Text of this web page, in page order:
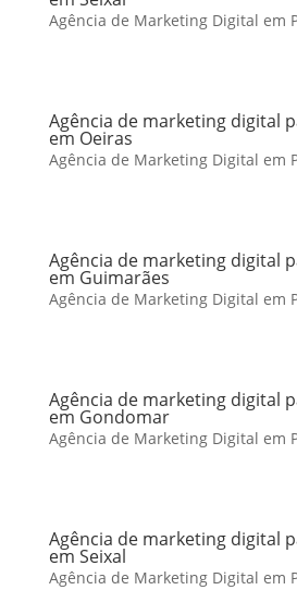
Agência de Marketing Digital em
Agência de marketing digital
em Oeiras
Agência de Marketing Digital em
Agência de marketing digital
em Guimarães
Agência de Marketing Digital em
Agência de marketing digital
em Gondomar
Agência de Marketing Digital em
Agência de marketing digital
em Seixal
Agência de Marketing Digital em